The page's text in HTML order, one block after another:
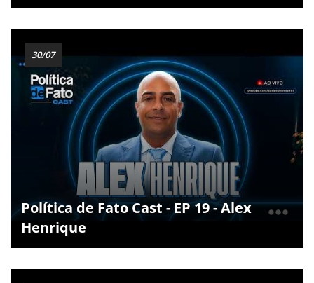
30/07
Política de Fato Cast - EP 19 - Alex
Henrique